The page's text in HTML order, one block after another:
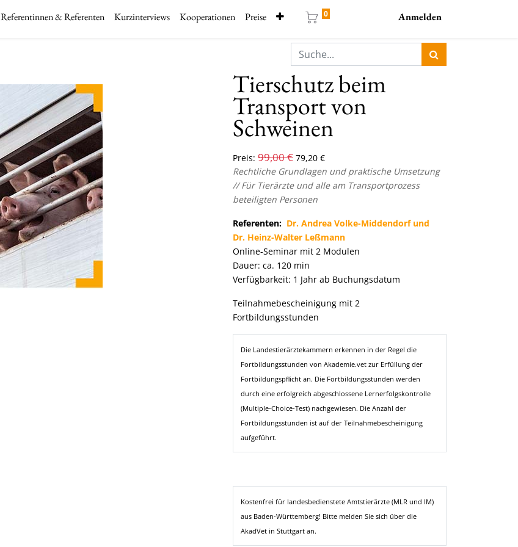
Referentinnen & Referenten Kurzinterviews Kooperationen Preise 0 Anmelden
Tierschutz beim
Transport von
Schweinen
Preis: 99,00€ 79,20 €
Rechtliche Grundlagen und praktische Umsetzung
// Für Tierärzte und alle am Transportprozess
beteiligten Personen
Referenten: Dr. Andrea Volke-Middendorf und
Dr. Heinz-Walter Leßmann
Online-Seminar mit 2 Modulen
Dauer: ca. 120 min
Verfügbarkeit: 1 Jahr ab Buchungsdatum
Teilnahmebescheinigung mit 2
Fortbildungsstunden
Die Landestierärztekammern erkennen in der Regel die
Fortbildungsstunden von Akademie.vet zur Erfüllung der
Fortbildungspflicht an. Die Fortbildungsstunden werden
durch eine erfolgreich abgeschlossene Lernerfolgskontrolle
(Multiple-Choice-Test) nachgewiesen. Die Anzahl der
Fortbildungsstunden ist auf der Teilnahmebescheinigung
aufgeführt.
Kostenfrei für landesbedienstete Amtstierärzte (MLR und IM)
aus Baden-Württemberg! Bitte melden Sie sich über die
AkadVet in Stuttgart an.